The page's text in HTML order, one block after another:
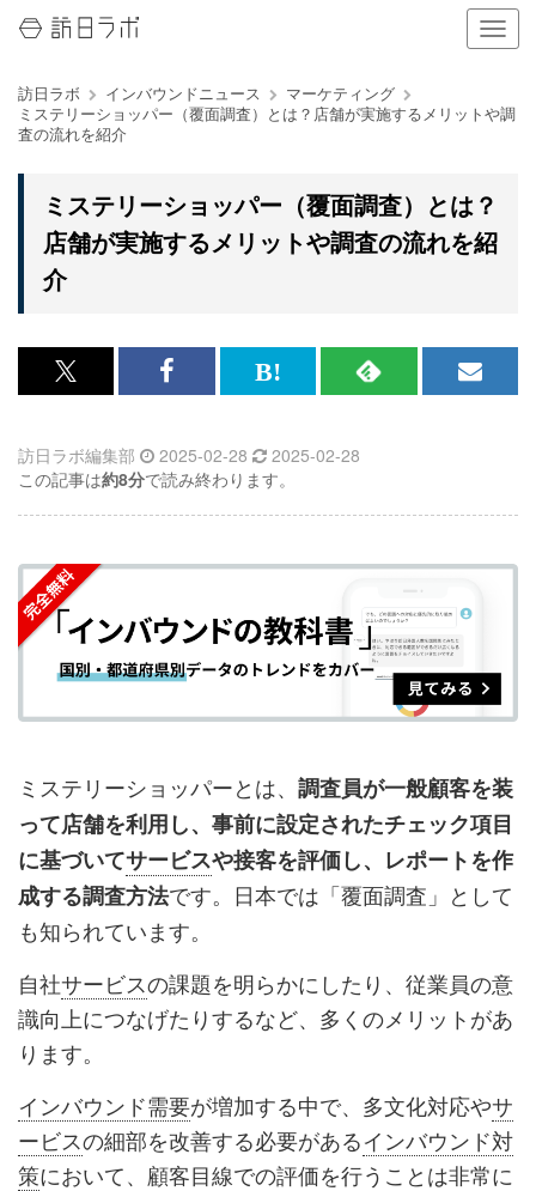
ナ
ビ
ー
シ
の
示
替
る
訪日ラボ インバウンドニュース
マーケティング
ミステリーショッパー（覆面調査）とは？店舗が実施するメリットや調
査の流れを紹介
ミステリーショッパー（覆面調査）とは？
店舗が実施するメリットや調査の流れを紹
介
x<br>
記
事
シ
ェ
ア
す
る
Facebook<br>
記
事
シ
ェ
ア
す
る
は
な
ブ
ク
マ
ー
ク
に
加
RSS
購
読
す
る
メ
録
す
訪日ラボ編集部 2025-02-28
2025-02-28
この記事は約8分で読み終わります。
ミステリーショッパーとは、 調査員が一般顧客を装
って店舗を利用し、事前に設定されたチェック項目
に基づいてサービスや接客を評価し、レポートを作
成する調査方法です。日本では「覆面調査」として
も知られています。
自社サービスの課題を明らかにしたり、従業員の意
識向上につなげたりするなど、多くのメリットがあ
ります。
インバウンド需要が増加する中で、多文化対応やサ
ービスの細部を改善する必要があるインバウンド対
策において、顧客目線での評価を行うことは非常に